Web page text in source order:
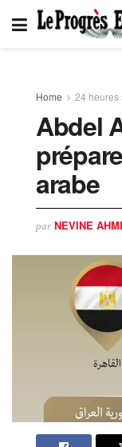
Home 24 heures
Abdel
arabe
par NEVINE